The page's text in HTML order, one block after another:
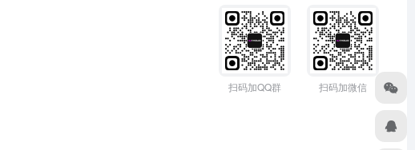
扫码加QQ群 扫码加微信